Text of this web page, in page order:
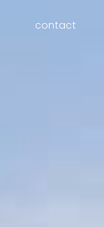
contact